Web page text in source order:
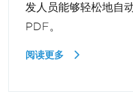
发人员能够轻松地自
PDF。
阅读更多